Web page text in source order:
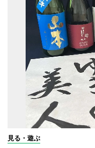
見る・遊ぶ